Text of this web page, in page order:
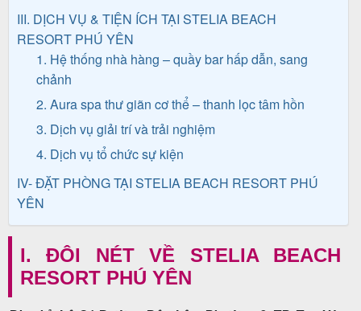
Về
Quy
Nhơn
Cảm
nhận
khách
III. DỊCH VỤ & TIỆN ÍCH TẠI STELIA BEACH
RESORT PHÚ YÊN
1. Hệ thống nhà hàng – quầy bar hấp dẫn, sang
chảnh
2. Aura spa thư giãn cơ thể – thanh lọc tâm hồn
3. Dịch vụ giải trí và trải nghiệm
4. Dịch vụ tổ chức sự kiện
IV- ĐẶT PHÒNG TẠI STELIA BEACH RESORT PHÚ
YÊN
I. ĐÔI NÉT VỀ STELIA BEACH
RESORT PHÚ YÊN